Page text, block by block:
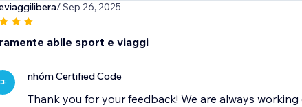
/ Sep 26, 2025
abile sport e viaggi
nhóm Certified Code
Thank you for your feedback! We are always